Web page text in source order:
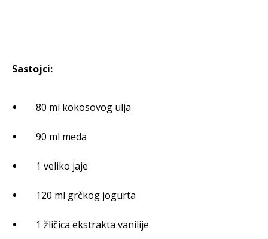
Sastojci:
80 ml kokosovog ulja
90 ml meda
1 veliko jaje
120 ml grčkog jogurta
1 žličica ekstrakta vanilije